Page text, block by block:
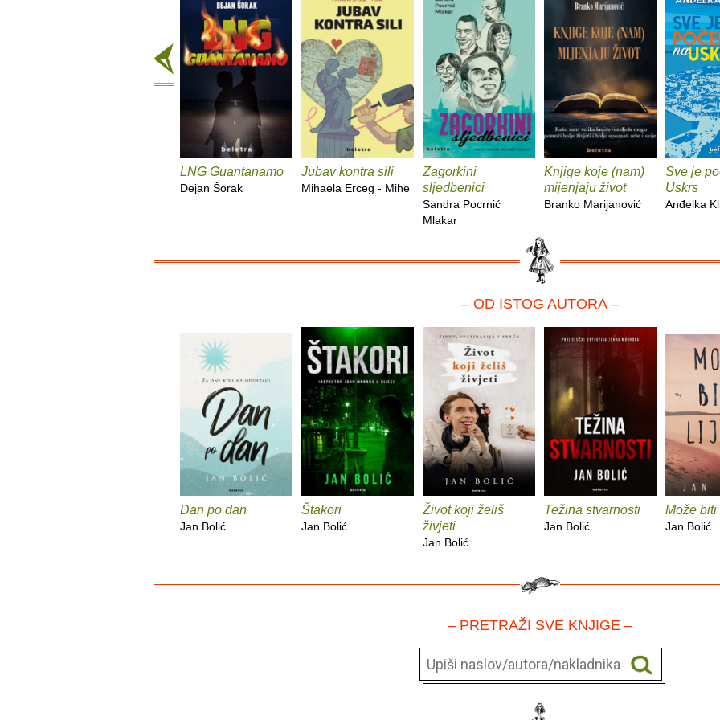
LNG Guantanamo
Dejan Šorak
Jubav kontra sili
Mihaela Erceg - Mihe
Zagorkini
sljedbenici
Sandra Pocrnić
Mlakar
Knjige koje (nam)
mijenjaju život
Branko Marijanović
Sve je
Uskrs
Anđelka
– OD ISTOG AUTORA –
Dan po dan
Jan Bolić
Štakori
Jan Bolić
Život koji želiš
živjeti
Jan Bolić
Težina stvarnosti
Jan Bolić
Može
Jan Bolić
– PRETRAŽI SVE KNJIGE –